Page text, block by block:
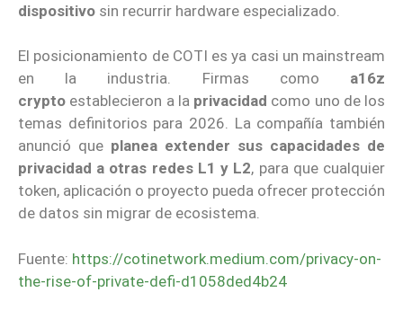
dispositivo sin recurrir hardware especializado.
El posicionamiento de COTI es ya casi un mainstream
en la industria. Firmas como a16z
crypto establecieron a la privacidad como uno de los
temas definitorios para 2026. La compañía también
anunció que planea extender sus capacidades de
privacidad a otras redes L1 y L2, para que cualquier
token, aplicación o proyecto pueda ofrecer protección
de datos sin migrar de ecosistema.
Fuente: https://cotinetwork.medium.com/privacy-on-
the-rise-of-private-defi-d1058ded4b24